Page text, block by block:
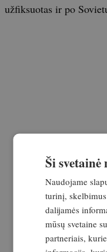
užfiksuotas ir po
Ši
Naudojame
turinį,
dalijamės
mūsų svetaine
partneriais,